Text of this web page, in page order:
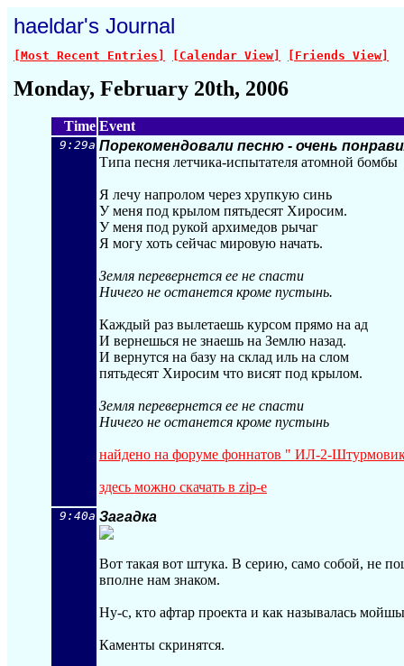
haeldar's Journal
[Most Recent Entries] [Calendar View] [Friends View]
Monday, February 20th, 2006
Time Event
9:29a Порекомендовали песню - очень
Типа песня летчика-испытателя атомной бомбы
Я лечу напролом через хрупкую синь
У меня под крылом пятьдесят Хиросим.
У меня под рукой архимедов рычаг
Я могу хоть сейчас мировую начать.
Земля перевернется ее не спасти
Ничего не останется кроме пустынь.
Каждый раз вылетаешь курсом прямо на ад
И вернешься не знаешь на Землю назад.
И вернутся на базу на склад иль на слом
пятьдесят Хиросим что висят под крылом.
Земля перевернется ее не спасти
Ничего не останется кроме пустынь
найдено на форуме фоннатов " ИЛ-2-
здесь можно скачать в zip-е
9:40a Загадка
Вот такая вот штука. В серию, само собой, не
вполне нам знаком.
Ну-с, кто афтар проекта и как называлась
Каменты скринятся.